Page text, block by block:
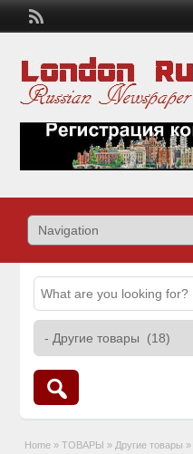
Home » ТОВАРЫ » Другие товары »